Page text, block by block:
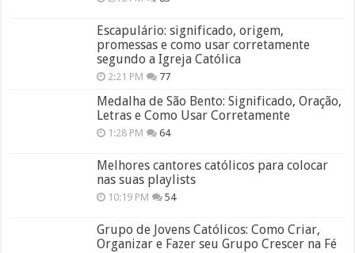
Escapulário: significado, origem,
promessas e como usar corretamente
segundo a Igreja Católica
2:21 PM 77
Medalha de São Bento: Significado, Oração,
Letras e Como Usar Corretamente
1:28 PM 64
Melhores cantores católicos para colocar
nas suas playlists
10:19 PM 54
Grupo de Jovens Católicos: Como Criar,
Organizar e Fazer seu Grupo Crescer na Fé